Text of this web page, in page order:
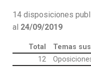
14 disposiciones
al 24/09/2019
Total
Temas
12